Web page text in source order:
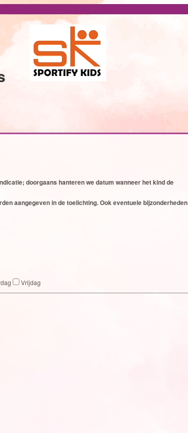
doorgaans hanteren we datum wanneer het kind de
aangegeven in de toelichting. Ook eventuele bijzonderheden
Vrijdag